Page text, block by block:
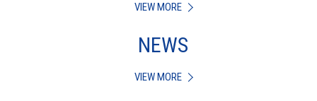
VIEW MORE
NEWS
VIEW MORE